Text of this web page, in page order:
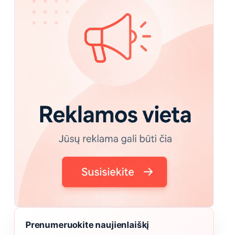
Prenumeruokite naujienlaiškį